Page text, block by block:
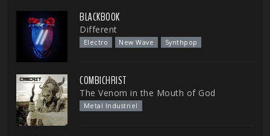
BLACKBOOK
Different
Electro New Wave Synthpop
COMBICHRIST
The Venom in the Mouth of God
Metal Industriel